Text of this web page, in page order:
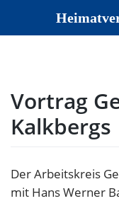
Vortrag
Kalkbergs
Der Arbeitskreis
mit Hans Werner